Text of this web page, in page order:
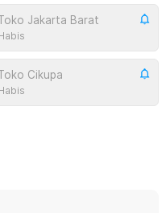
Jakarta Barat
Cikupa